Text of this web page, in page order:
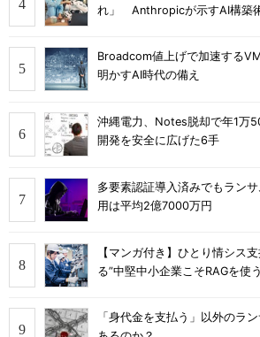
れ」 Anthropicが示すAI構築
Broadcom値上げで加速する
明かすAI時代の備え
沖縄電力、Notes脱却で年1
開発を安全に広げた6手
多要素認証導入済みでもラン
用は平均2億7000万円
【マンガ付き】ひとり情シス
る”中堅中小企業こそRAGを使
「身代金を支払う」以外のラ